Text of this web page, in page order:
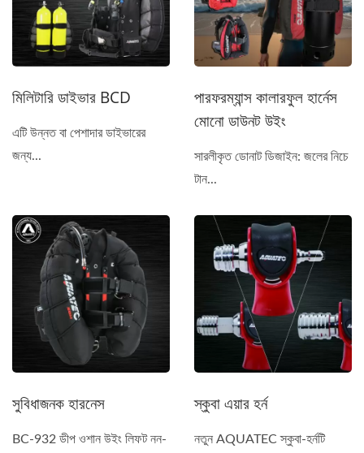
মিলিটারি ডাইভার BCD
এটি উন্নত বা পেশাদার ডাইভারের
জন্য...
পারফরম্যান্স কালারফুল হার্নেস
মোনো ডাউনট উইং
সারলীকৃত ডোনাট ডিজাইন: জলের নিচে
টান...
সুবিধাজনক হারনেস
BC-932 ডীপ ওশান উইং লিফট নন-
স্কুবা এয়ার হর্ন
নতুন AQUATEC স্কুবা-হর্নটি